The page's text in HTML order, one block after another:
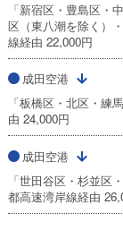
「新宿区・豊島区・
区（東八潮を除く）
線経由 22,000円
成田空港
「板橋区・北区・
由 24,000円
成田空港
「世田谷区・杉並
都高速湾岸線経由